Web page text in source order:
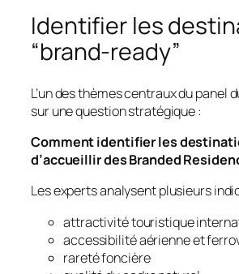
Identifier les
“brand-ready”
L’un des thèmes centraux du panel
sur une question stratégique :
Comment identifier les
d’accueillir des Branded
Les experts analysent plusieurs
attractivité touristique
accessibilité aérienne et
rareté foncière